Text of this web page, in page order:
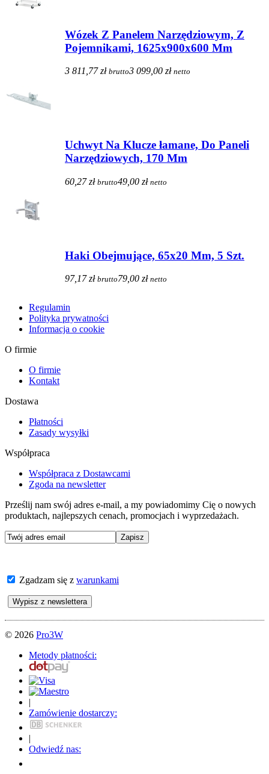
Wózek Z Panelem Narzędziowym, Z
Pojemnikami, 1625x900x600 Mm
3 811,77 zł brutto3 099,00 zł netto
Uchwyt Na Klucze łamane, Do Paneli
Narzędziowych, 170 Mm
60,27 zł brutto49,00 zł netto
Haki Obejmujące, 65x20 Mm, 5 Szt.
97,17 zł brutto79,00 zł netto
Regulamin
Polityka prywatności
Informacja o cookie
O firmie
O firmie
Kontakt
Dostawa
Płatności
Zasady wysyłki
Współpraca
Współpraca z Dostawcami
Zgoda na newsletter
Prześlij nam swój adres e-mail, a my powiadomimy Cię o nowych
produktach, najlepszych cenach, promocjach i wyprzedażach.
Zgadzam się z warunkami
© 2026 Pro3W
Metody płatności:
|
Zamówienie dostarczy:
|
Odwiedź nas: